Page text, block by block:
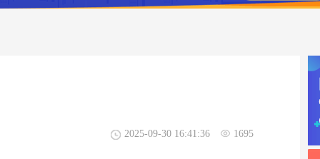
1695
2025-09-30 16:41:36